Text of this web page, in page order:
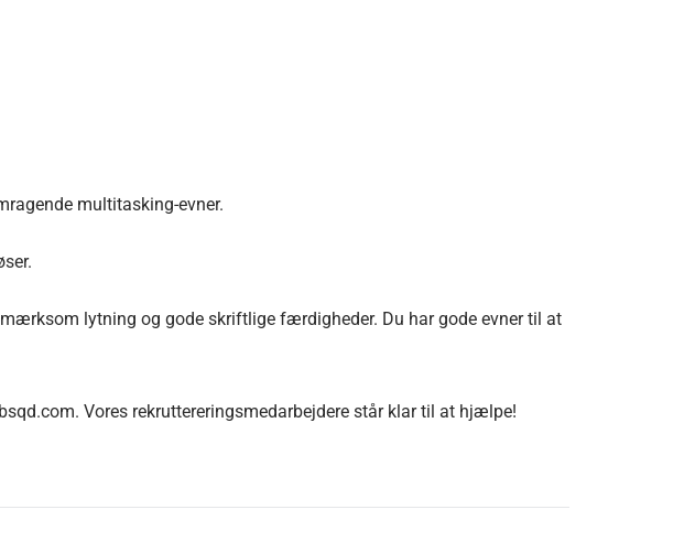
multitasking-evner.
lytning og gode skriftlige færdigheder. Du har gode evner til at
Vores rekruttereringsmedarbejdere står klar til at hjælpe!